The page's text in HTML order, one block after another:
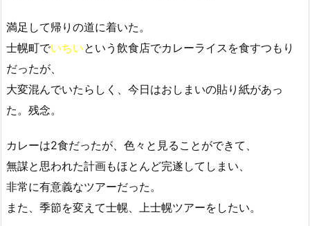
満足して帰りの道に着いた。
士幌町でいちいという飲食店でカレーライスを食すつもり
だったが、
大変混んでいたらしく、今日はおしまいの貼り紙があっ
た。残念。
カレーは2食だったが、色々と見ることができて、
無謀と思われた計画もほとんど完遂してしまい、
非常に有意義なツアーだった。
また、季節を変えて士幌、上士幌ツアーをしたい。